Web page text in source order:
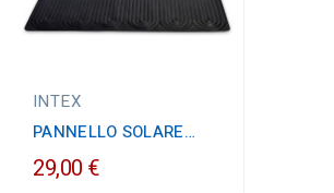
INTEX
PANNELLO SOLARE
INTEX PER PISCINE
FUORI TERRA
29,00 €